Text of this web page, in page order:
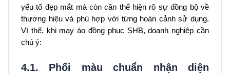
yếu tố đẹp mắt mà còn cần thể hiện rõ sự đồng bộ về
thương hiệu và phù hợp với từng hoàn cảnh sử dụng.
Vì thế, khi may áo đồng phục SHB, doanh nghiệp cần
chú ý:
4.1. Phối màu chuẩn nhận diện